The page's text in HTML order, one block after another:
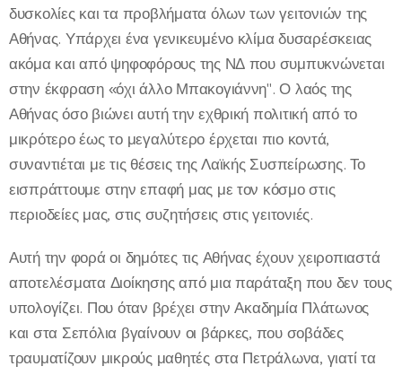
δυσκολίες και τα προβλήματα όλων των γειτονιών της
Αθήνας. Υπάρχει ένα γενικευμένο κλίμα δυσαρέσκειας
ακόμα και από ψηφοφόρους της ΝΔ που συμπυκνώνεται
στην έκφραση «όχι άλλο Μπακογιάννη". Ο λαός της
Αθήνας όσο βιώνει αυτή την εχθρική πολιτική από το
μικρότερο έως το μεγαλύτερο έρχεται πιο κοντά,
συναντιέται με τις θέσεις της Λαϊκής Συσπείρωσης. Το
εισπράττουμε στην επαφή μας με τον κόσμο στις
περιοδείες μας, στις συζητήσεις στις γειτονιές.
Αυτή την φορά οι δημότες τις Αθήνας έχουν χειροπιαστά
αποτελέσματα Διοίκησης από μια παράταξη που δεν τους
υπολογίζει. Που όταν βρέχει στην Ακαδημία Πλάτωνος
και στα Σεπόλια βγαίνουν οι βάρκες, που σοβάδες
τραυματίζουν μικρούς μαθητές στα Πετράλωνα, γιατί τα